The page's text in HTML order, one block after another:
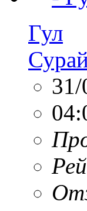
Гул
31/